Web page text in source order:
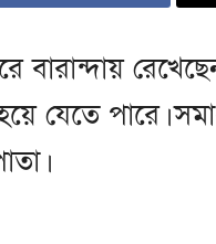
বারান্দায়
যেতে